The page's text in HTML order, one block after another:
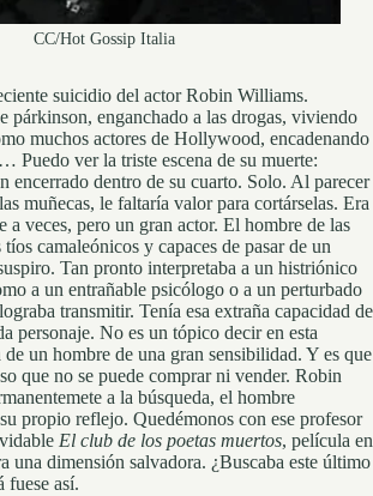
CC/Hot Gossip Italia
suicidio del actor Robin Williams.
párkinson, enganchado a las drogas, viviendo
muchos actores de Hollywood, encadenando
Puedo ver la triste escena de su muerte:
encerrado dentro de su cuarto. Solo. Al parecer
muñecas, le faltaría valor para cortárselas. Era
a veces, pero un gran actor. El hombre de las
camaleónicos y capaces de pasar de un
Tan pronto interpretaba a un histriónico
a un entrañable psicólogo o a un perturbado
transmitir. Tenía esa extraña capacidad de
personaje. No es un tópico decir en esta
de un hombre de una gran sensibilidad. Y es que
que no se puede comprar ni vender. Robin
a la búsqueda, el hombre
propio reflejo. Quedémonos con ese profesor
El club de los poetas muertos, película en
una dimensión salvadora. ¿Buscaba este último
fuese así.